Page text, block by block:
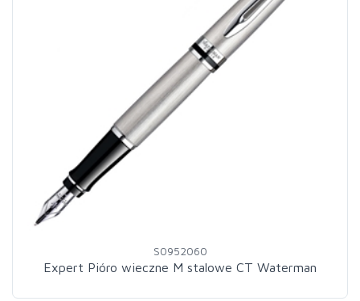
S0952060
Expert Pióro wieczne M stalowe CT Waterman